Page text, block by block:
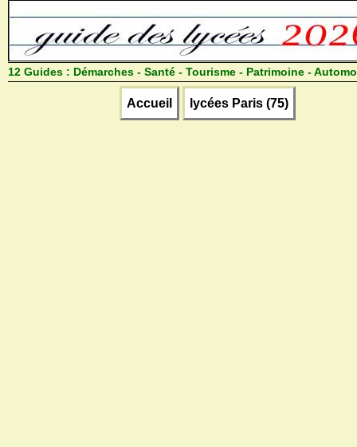
12 Guides : Démarches - Santé - Tourisme - Patrimoine -
Accueil lycées Paris (75)